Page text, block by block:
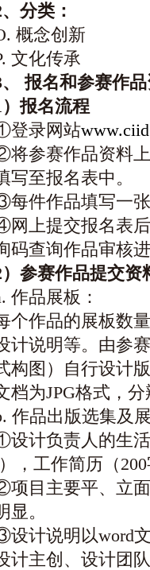
、分类：
概念创新
文化传承
、 报名和参赛作
）报名流程
登录网站
将参赛作品资料
写至报名表中。
每件作品填写一
网上提交报名表
码查询作品审核
）参赛作品提交资
作品展板：
个作品的展板数
计说明等。由参
构图）自行设计
档为JPG格式，
作品出版选集及
计负责人的生
，工作简历（
目主要平、立面
显。
计说明以word
计主创、设计团